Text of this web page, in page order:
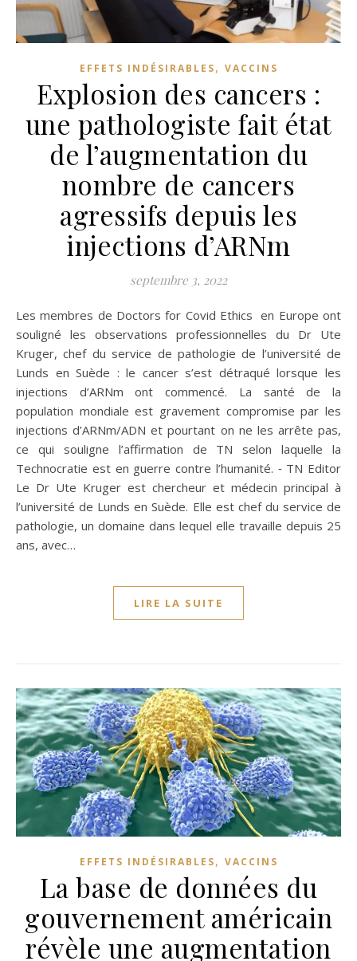
EFFETS INDÉSIRABLES, VACCINS
Explosion des cancers :
une pathologiste fait état
de l’augmentation du
nombre de cancers
agressifs depuis les
injections d’ARNm
septembre 3, 2022
Les membres de Doctors for Covid Ethics en Europe ont
souligné les observations professionnelles du Dr Ute
Kruger, chef du service de pathologie de l’université de
Lunds en Suède : le cancer s’est détraqué lorsque les
injections d’ARNm ont commencé. La santé de la
population mondiale est gravement compromise par les
injections d’ARNm/ADN et pourtant on ne les arrête pas,
ce qui souligne l’affirmation de TN selon laquelle la
Technocratie est en guerre contre l’humanité. ⁃ TN Editor
Le Dr Ute Kruger est chercheur et médecin principal à
l’université de Lunds en Suède. Elle est chef du service de
pathologie, un domaine dans lequel elle travaille depuis 25
ans, avec…
LIRE LA SUITE
EFFETS INDÉSIRABLES, VACCINS
La base de données du
gouvernement américain
révèle une augmentation